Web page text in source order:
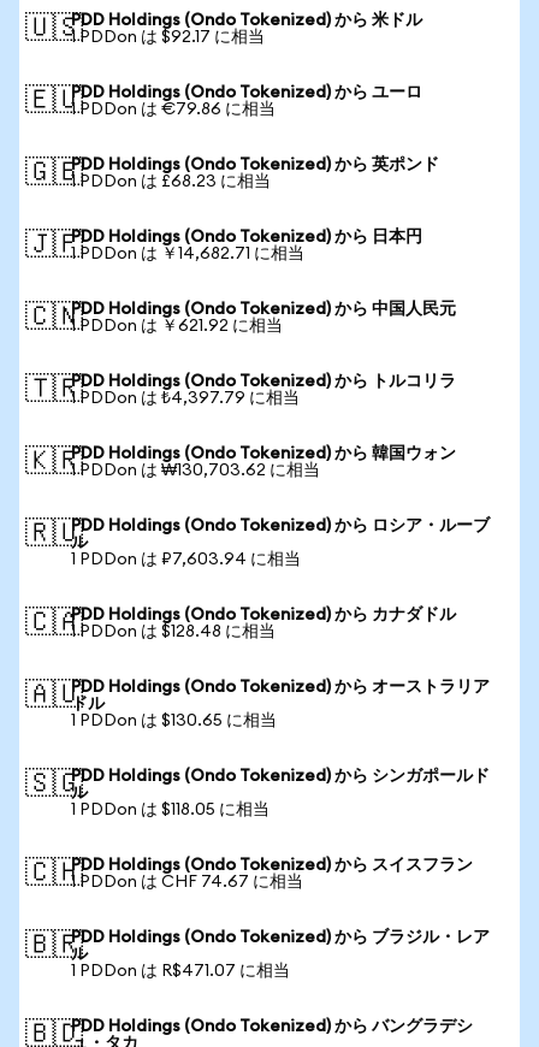
🇺🇸PDD Holdings (Ondo Tokenized) から 米ドル
1 PDDon は $92.17 に相当
🇪🇺PDD Holdings (Ondo Tokenized) から ユーロ
1 PDDon は €79.86 に相当
🇬🇧PDD Holdings (Ondo Tokenized) から 英ポンド
1 PDDon は £68.23 に相当
🇯🇵PDD Holdings (Ondo Tokenized) から 日本円
1 PDDon は ￥14,682.71 に相当
🇨🇳PDD Holdings (Ondo Tokenized) から 中国人民元
1 PDDon は ￥621.92 に相当
🇹🇷PDD Holdings (Ondo Tokenized) から トルコリラ
1 PDDon は ₺4,397.79 に相当
🇰🇷PDD Holdings (Ondo Tokenized) から 韓国ウォン
1 PDDon は ₩130,703.62 に相当
🇷🇺PDD Holdings (Ondo Tokenized) から ロシア・ルーブ
ル
1 PDDon は ₽7,603.94 に相当
🇨🇦PDD Holdings (Ondo Tokenized) から カナダドル
1 PDDon は $128.48 に相当
🇦🇺PDD Holdings (Ondo Tokenized) から オーストラリア
ドル
1 PDDon は $130.65 に相当
🇸🇬PDD Holdings (Ondo Tokenized) から シンガポールド
ル
1 PDDon は $118.05 に相当
🇨🇭PDD Holdings (Ondo Tokenized) から スイスフラン
1 PDDon は CHF 74.67 に相当
🇧🇷PDD Holdings (Ondo Tokenized) から ブラジル・レア
ル
1 PDDon は R$471.07 に相当
🇧🇩PDD Holdings (Ondo Tokenized) から バングラデシ
ュ・タカ